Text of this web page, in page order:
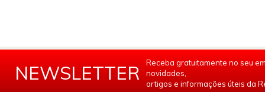
NEWSLETTER
Receba gratuitamente no seu
novidades,
artigos e informações úteis da